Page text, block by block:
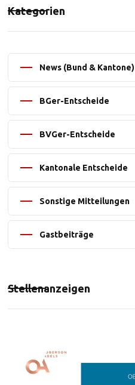
Kategorien
News (Bund & Kantone)
BGer-Entscheide
BVGer-Entscheide
Kantonale Entscheide
Sonstige Mitteilungen
Gastbeiträge
Stellenanzeigen